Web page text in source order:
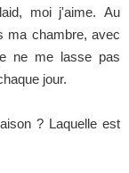
moi j'aime. Au
ma chambre, avec
ne me lasse pas
jour.
? Laquelle est